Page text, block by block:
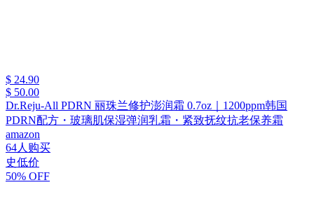
$ 24.90
$ 50.00
Dr.Reju-All PDRN 丽珠兰修护澎润霜 0.7oz｜1200ppm韩国
PDRN配方・玻璃肌保湿弹润乳霜・紧致抚纹抗老保养霜
amazon
64人购买
史低价
50% OFF